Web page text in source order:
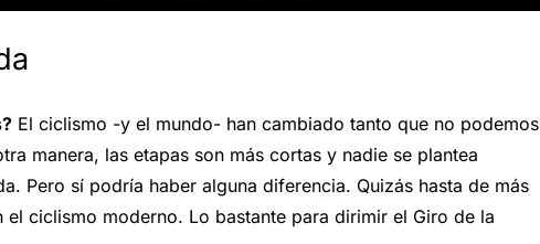
El ciclismo -y el mundo- han cambiado tanto que no podemos
manera, las etapas son más cortas y nadie se plantea
Pero sí podría haber alguna diferencia. Quizás hasta de más
ciclismo moderno. Lo bastante para dirimir el Giro de la